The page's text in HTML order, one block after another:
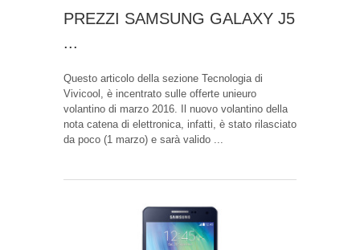
PREZZI SAMSUNG GALAXY J5
...
Questo articolo della sezione Tecnologia di
Vivicool, è incentrato sulle offerte unieuro
volantino di marzo 2016. Il nuovo volantino della
nota catena di elettronica, infatti, è stato rilasciato
da poco (1 marzo) e sarà valido ...